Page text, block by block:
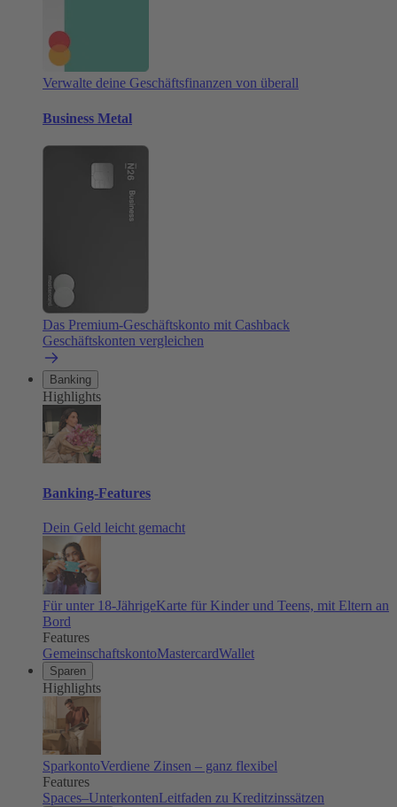
Verwalte deine Geschäftsfinanzen von überall
Business Metal
Das Premium-Geschäftskonto mit Cashback
Geschäftskonten vergleichen
Banking
Highlights
Banking-Features
Dein Geld leicht gemacht
Für unter 18-JährigeKarte für Kinder und Teens, mit Eltern an
Bord
Features
GemeinschaftskontoMastercardWallet
Sparen
Highlights
SparkontoVerdiene Zinsen – ganz flexibel
Features
Spaces–UnterkontenLeitfaden zu Kreditzinssätzen